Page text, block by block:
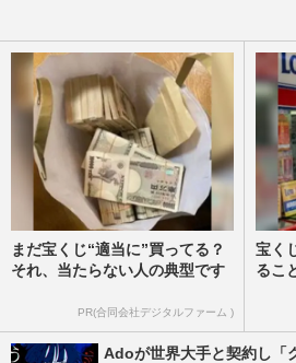
まだ宝くじ“適当に”買ってる？
それ、当たらない人の典型です
PR(合同会社デジタルファーム )
宝く
るこ
Adoが世界大手と契約し「